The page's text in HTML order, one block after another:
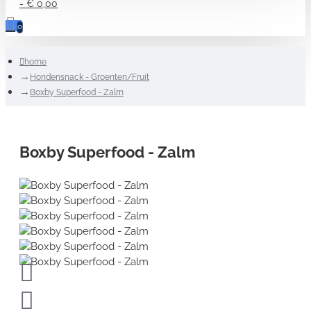
- € 0,00
0
home
Hondensnack - Groenten/Fruit
Boxby Superfood - Zalm
Boxby Superfood - Zalm